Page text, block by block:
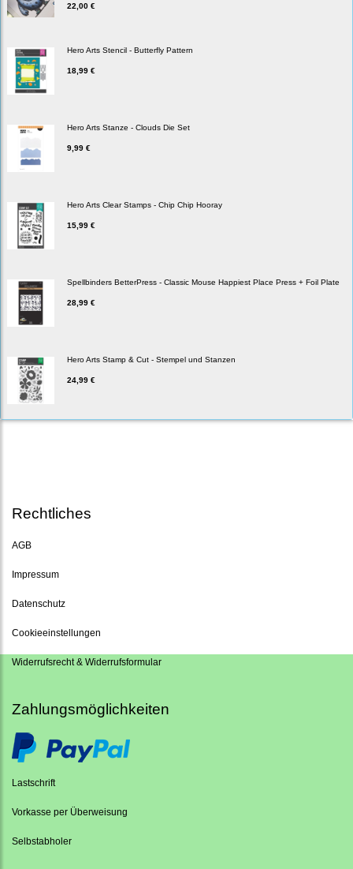
22,00 €
Hero Arts Stencil - Butterfly Pattern
18,99 €
Hero Arts Stanze - Clouds Die Set
9,99 €
Hero Arts Clear Stamps - Chip Chip Hooray
15,99 €
Spellbinders BetterPress - Classic Mouse Happiest Place Press + Foil Plate
28,99 €
Hero Arts Stamp & Cut - Stempel und Stanzen
24,99 €
Rechtliches
AGB
Impressum
Datenschutz
Cookieeinstellungen
Widerrufsrecht & Widerrufsformular
Zahlungsmöglichkeiten
Lastschrift
Vorkasse per Überweisung
Selbstabholer